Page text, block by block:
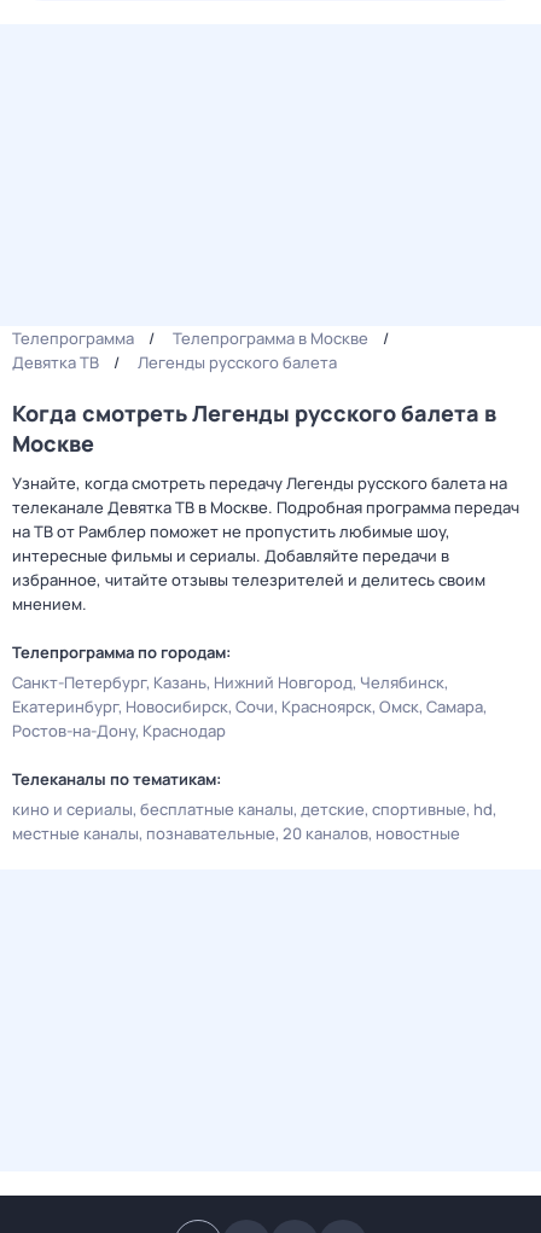
Телепрограмма
Телепрограмма в Москве
Девятка ТВ
Легенды русского балета
Когда смотреть Легенды русского балета в
Москве
Узнайте, когда смотреть передачу Легенды русского балета на
телеканале Девятка ТВ в Москве. Подробная программа передач
на ТВ от Рамблер поможет не пропустить любимые шоу,
интересные фильмы и сериалы. Добавляйте передачи в
избранное, читайте отзывы телезрителей и делитесь своим
мнением.
Телепрограмма по городам:
Санкт-Петербург Казань Нижний Новгород Челябинск
Екатеринбург Новосибирск Сочи Красноярск Омск Самара
Ростов-на-Дону Краснодар
Телеканалы по тематикам:
кино и сериалы бесплатные каналы детские спортивные hd
местные каналы познавательные 20 каналов новостные